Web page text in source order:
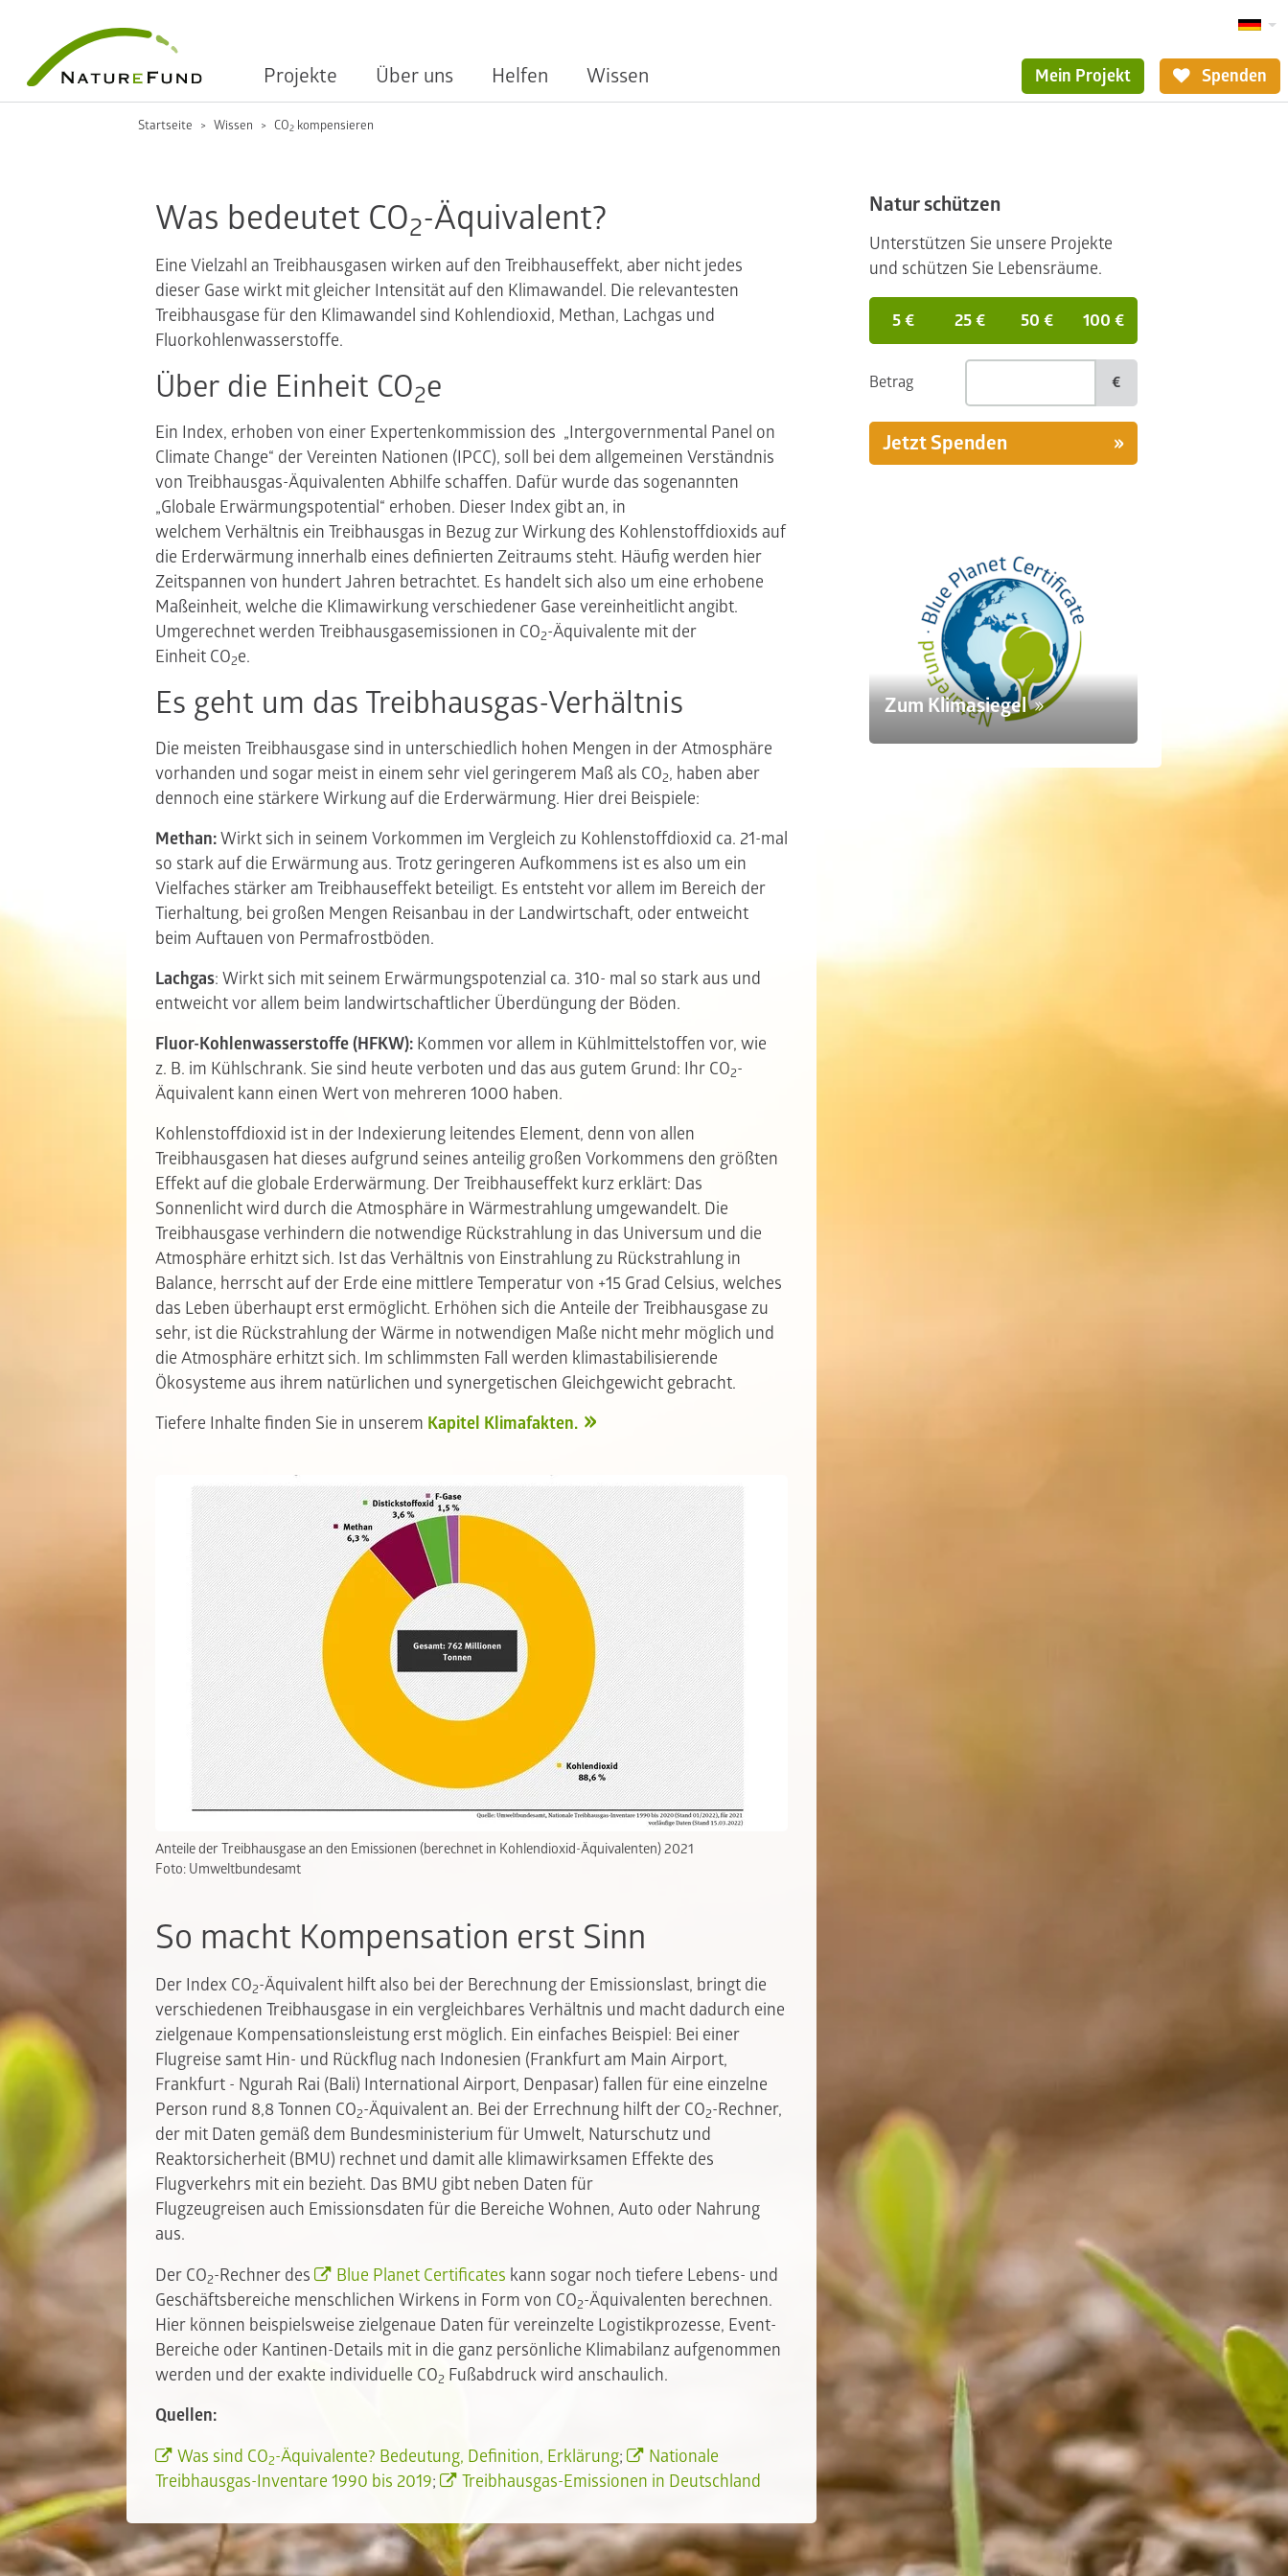
Projekte Über uns Helfen Wissen Mein Projekt Spenden
Startseite Wissen CO2 kompensieren
Was bedeutet CO2-Äquivalent?
Eine Vielzahl an Treibhausgasen wirken auf den Treibhauseffekt, aber nicht jedes
dieser Gase wirkt mit gleicher Intensität auf den Klimawandel. Die relevantesten
Treibhausgase für den Klimawandel sind Kohlendioxid, Methan, Lachgas und
Fluorkohlenwasserstoffe.
Über die Einheit CO2e
Ein Index, erhoben von einer Expertenkommission des „Intergovernmental Panel on
Climate Change“ der Vereinten Nationen (IPCC), soll bei dem allgemeinen Verständnis
von Treibhausgas-Äquivalenten Abhilfe schaffen. Dafür wurde das sogenannten
„Globale Erwärmungspotential“ erhoben. Dieser Index gibt an, in
welchem Verhältnis ein Treibhausgas in Bezug zur Wirkung des Kohlenstoffdioxids auf
die Erderwärmung innerhalb eines definierten Zeitraums steht. Häufig werden hier
Zeitspannen von hundert Jahren betrachtet. Es handelt sich also um eine erhobene
Maßeinheit, welche die Klimawirkung verschiedener Gase vereinheitlicht angibt.
Umgerechnet werden Treibhausgasemissionen in CO2-Äquivalente mit der
Einheit CO2e.
Es geht um das Treibhausgas-Verhältnis
Die meisten Treibhausgase sind in unterschiedlich hohen Mengen in der Atmosphäre
vorhanden und sogar meist in einem sehr viel geringerem Maß als CO2, haben aber
dennoch eine stärkere Wirkung auf die Erderwärmung. Hier drei Beispiele:
Methan:Wirkt sich in seinem Vorkommen im Vergleich zu Kohlenstoffdioxid ca. 21-mal
so stark auf die Erwärmung aus. Trotz geringeren Aufkommens ist es also um ein
Vielfaches stärker am Treibhauseffekt beteiligt. Es entsteht vor allem im Bereich der
Tierhaltung, bei großen Mengen Reisanbau in der Landwirtschaft, oder entweicht
beim Auftauen von Permafrostböden.
Lachgas: Wirkt sich mit seinem Erwärmungspotenzial ca. 310- mal so stark aus und
entweicht vor allem beim landwirtschaftlicher Überdüngung der Böden.
Fluor-Kohlenwasserstoffe (HFKW): Kommen vor allem in Kühlmittelstoffen vor, wie
z. B. im Kühlschrank. Sie sind heute verboten und das aus gutem Grund: Ihr CO2-
Äquivalent kann einen Wert von mehreren 1000 haben.
Kohlenstoffdioxid ist in der Indexierung leitendes Element, denn von allen
Treibhausgasen hat dieses aufgrund seines anteilig großen Vorkommens den größten
Effekt auf die globale Erderwärmung. Der Treibhauseffekt kurz erklärt: Das
Sonnenlicht wird durch die Atmosphäre in Wärmestrahlung umgewandelt. Die
Treibhausgase verhindern die notwendige Rückstrahlung in das Universum und die
Atmosphäre erhitzt sich. Ist das Verhältnis von Einstrahlung zu Rückstrahlung in
Balance, herrscht auf der Erde eine mittlere Temperatur von +15 Grad Celsius, welches
das Leben überhaupt erst ermöglicht. Erhöhen sich die Anteile der Treibhausgase zu
sehr, ist die Rückstrahlung der Wärme in notwendigen Maße nicht mehr möglich und
die Atmosphäre erhitzt sich. Im schlimmsten Fall werden klimastabilisierende
Ökosysteme aus ihrem natürlichen und synergetischen Gleichgewicht gebracht.
Tiefere Inhalte finden Sie in unserem Kapitel Klimafakten.
Anteile der Treibhausgase an den Emissionen (berechnet in Kohlendioxid-Äquivalenten) 2021
Foto: Umweltbundesamt
So macht Kompensation erst Sinn
Der Index CO2-Äquivalent hilft also bei der Berechnung der Emissionslast, bringt die
verschiedenen Treibhausgase in ein vergleichbares Verhältnis und macht dadurch eine
zielgenaue Kompensationsleistung erst möglich. Ein einfaches Beispiel: Bei einer
Flugreise samt Hin- und Rückflug nach Indonesien (Frankfurt am Main Airport,
Frankfurt - Ngurah Rai (Bali) International Airport, Denpasar) fallen für eine einzelne
Person rund 8,8 Tonnen CO2-Äquivalent an. Bei der Errechnung hilft der CO2-Rechner,
der mit Daten gemäß dem Bundesministerium für Umwelt, Naturschutz und
Reaktorsicherheit (BMU) rechnet und damit alle klimawirksamen Effekte des
Flugverkehrs mit ein bezieht. Das BMU gibt neben Daten für
Flugzeugreisen auch Emissionsdaten für die Bereiche Wohnen, Auto oder Nahrung
aus.
Der CO2-Rechner des Blue Planet Certificates kann sogar noch tiefere Lebens- und
Geschäftsbereiche menschlichen Wirkens in Form von CO2-Äquivalenten berechnen.
Hier können beispielsweise zielgenaue Daten für vereinzelte Logistikprozesse, Event-
Bereiche oder Kantinen-Details mit in die ganz persönliche Klimabilanz aufgenommen
werden und der exakte individuelle CO2 Fußabdruck wird anschaulich.
Quellen:
Was sind CO2-Äquivalente? Bedeutung, Definition, Erklärung;
Nationale
Treibhausgas-Inventare 1990 bis 2019; Treibhausgas-Emissionen in Deutschland
Natur schützen
Unterstützen Sie unsere Projekte
und schützen Sie Lebensräume.
5 € 25 € 50 € 100 €
Betrag €
Jetzt Spenden
Zum Klimasiegel